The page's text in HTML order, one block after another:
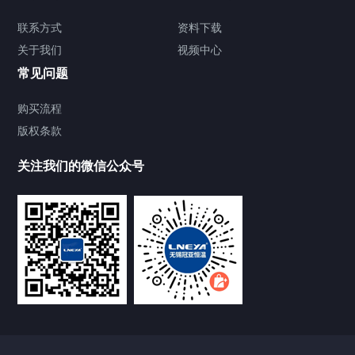
TCU温度控制单元
Chiller气体控温系统
Chamber试验箱
FREEZER低温箱
VOCs冷凝回收装置
联系方式
关于我们
资料下载
视频中心
常见问题
购买流程
版权条款
关注我们的微信公众号